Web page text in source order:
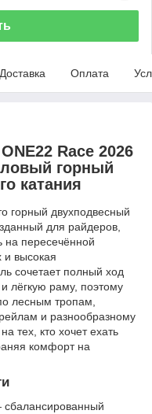
Доставка Оплата
Race 2026
горный
катания
горный двухподвесный
для райдеров,
на пересечённой
и высокая
сочетает полный ход
лёгкую раму, поэтому
лесным тропам,
и разнообразному
тех, кто хочет ехать
комфорт на